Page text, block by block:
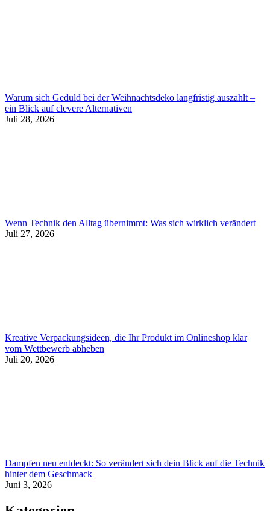
Warum sich Geduld bei der Weihnachtsdeko langfristig auszahlt –
ein Blick auf clevere Alternativen
Juli 28, 2026
Wenn Technik den Alltag übernimmt: Was sich wirklich verändert
Juli 27, 2026
Kreative Verpackungsideen, die Ihr Produkt im Onlineshop klar
vom Wettbewerb abheben
Juli 20, 2026
Dampfen neu entdeckt: So verändert sich dein Blick auf die Technik
hinter dem Geschmack
Juni 3, 2026